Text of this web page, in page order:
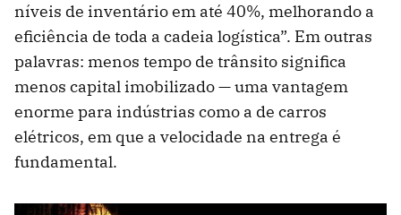
níveis de inventário em até 40%, melhorando a
eficiência de toda a cadeia logística”. Em outras
palavras: menos tempo de trânsito significa
menos capital imobilizado — uma vantagem
enorme para indústrias como a de carros
elétricos, em que a velocidade na entrega é
fundamental.